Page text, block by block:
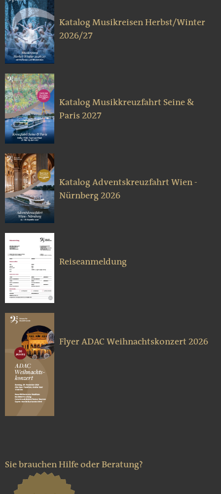
Katalog Musikreisen Herbst/Winter
2026/27
Katalog Musikkreuzfahrt Seine &
Paris 2027
Katalog Adventskreuzfahrt Wien -
Nürnberg 2026
Reiseanmeldung
Flyer ADAC Weihnachtskonzert 2026
Sie brauchen Hilfe oder Beratung?